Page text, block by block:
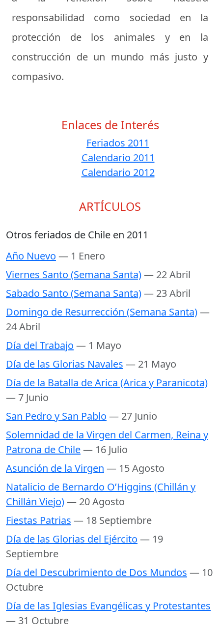
responsabilidad como sociedad en la
protección de los animales y en la
construcción de un mundo más justo y
compasivo.
Enlaces de Interés
Feriados 2011
Calendario 2011
Calendario 2012
ARTÍCULOS
Otros feriados de Chile en 2011
Año Nuevo — 1 Enero
Viernes Santo (Semana Santa)— 22 Abril
Sabado Santo (Semana Santa)— 23 Abril
Domingo de Resurrección (Semana Santa)—
24 Abril
Día del Trabajo — 1 Mayo
Día de las Glorias Navales — 21 Mayo
Día de la Batalla de Arica (Arica y Paranicota)
— 7 Junio
San Pedro y San Pablo — 27 Junio
Solemnidad de la Virgen del Carmen, Reina y
Patrona de Chile— 16 Julio
Asunción de la Virgen — 15 Agosto
Natalicio de Bernardo O’Higgins (Chillán y
Chillán Viejo)— 20 Agosto
Fiestas Patrias — 18 Septiembre
Día de las Glorias del Ejército — 19
Septiembre
Día del Descubrimiento de Dos Mundos — 10
Octubre
Día de las Iglesias Evangélicas y Protestantes
— 31 Octubre